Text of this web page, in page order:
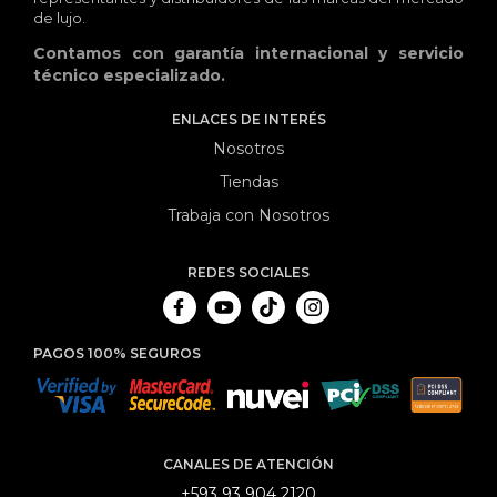
de lujo.
Contamos con garantía internacional y servicio
técnico especializado.
ENLACES DE INTERÉS
Nosotros
Tiendas
Trabaja con Nosotros
REDES SOCIALES
PAGOS 100% SEGUROS
CANALES DE ATENCIÓN